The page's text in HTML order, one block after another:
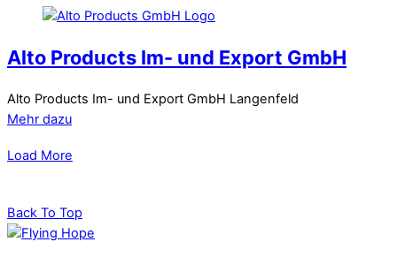
Alto Products Im- und Export GmbH
Alto Products Im- und Export GmbH Langenfeld
Mehr dazu
Load More
Back To Top